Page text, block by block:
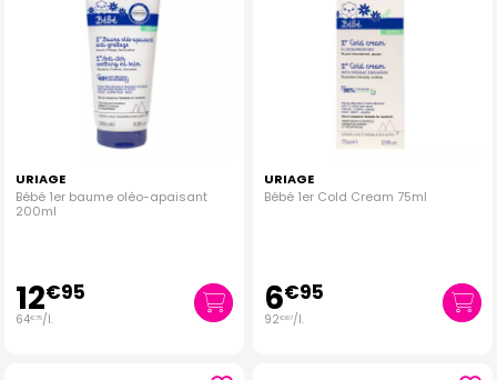
URIAGE
Bébé 1er baume oléo-apaisant
200ml
12€95
64€75/l.
URIAGE
Bébé 1er Cold Cream 75ml
6€95
92€67/l.